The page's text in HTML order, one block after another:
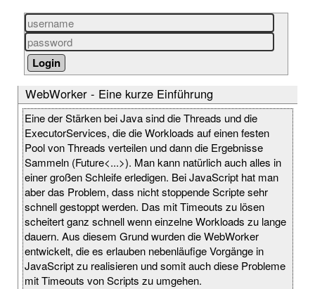
WebWorker - Eine kurze Einführung
Eine der Stärken bei Java sind die Threads und die
ExecutorServices, die die Workloads auf einen festen
Pool von Threads verteilen und dann die Ergebnisse
Sammeln (Future<...>). Man kann natürlich auch alles in
einer großen Schleife erledigen. Bei JavaScript hat man
aber das Problem, dass nicht stoppende Scripte sehr
schnell gestoppt werden. Das mit Timeouts zu lösen
scheitert ganz schnell wenn einzelne Workloads zu lange
dauern. Aus diesem Grund wurden die WebWorker
entwickelt, die es erlauben nebenläufige Vorgänge in
JavaScript zu realisieren und somit auch diese Probleme
mit Timeouts von Scripts zu umgehen.